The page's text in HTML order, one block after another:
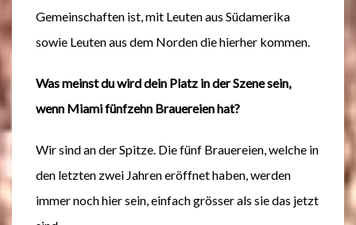
Gemeinschaften ist, mit Leuten aus Südamerika
sowie Leuten aus dem Norden die hierher kommen.
Was meinst du wird dein Platz in der Szene sein,
wenn Miami fünfzehn Brauereien hat?
Wir sind an der Spitze. Die fünf Brauereien, welche in
den letzten zwei Jahren eröffnet haben, werden
immer noch hier sein, einfach grösser als sie das jetzt